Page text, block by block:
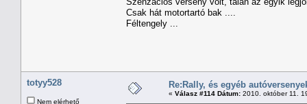
Csak hát motortartó bak ....
Féltengely ...
totyy528
Nem elérhető
Re:Rally, és egyéb
« Válasz #114 Dátum: 2010. október 11.